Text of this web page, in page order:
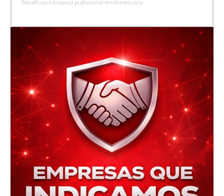
Benefícios e limpeza profissional em Americana